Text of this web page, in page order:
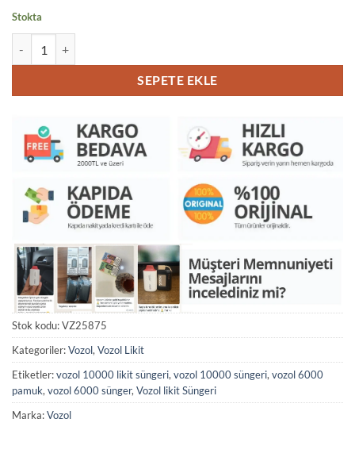
Stokta
SEPETE EKLE
Stok kodu:VZ25875
Kategoriler:Vozol,Vozol Likit
Etiketler:vozol 10000 likit süngeri,vozol 10000 süngeri,vozol 6000
pamuk,vozol 6000 sünger,Vozol likit Süngeri
Marka:Vozol